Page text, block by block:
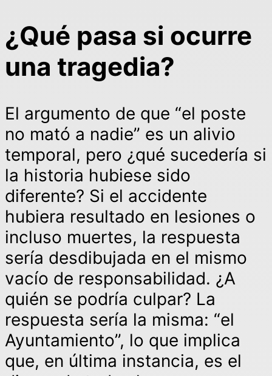
¿Qué pasa si ocurre
una tragedia?
El argumento de que “el poste
no mató a nadie” es un alivio
temporal, pero ¿qué sucedería si
la historia hubiese sido
diferente? Si el accidente
hubiera resultado en lesiones o
incluso muertes, la respuesta
sería desdibujada en el mismo
vacío de responsabilidad. ¿A
quién se podría culpar? La
respuesta sería la misma: “el
Ayuntamiento”, lo que implica
que, en última instancia, es el